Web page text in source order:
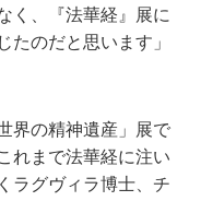
く、『法華経』展に
たのだと思います」
界の精神遺産」展で
れまで法華経に注い
ラグヴィラ博士、チ